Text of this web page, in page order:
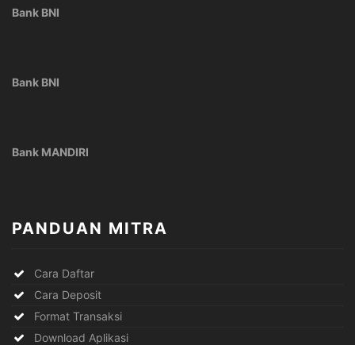
Bank BNI
Bank BNI
Bank MANDIRI
PANDUAN MITRA
Cara Daftar
Cara Deposit
Format Transaksi
Download Aplikasi